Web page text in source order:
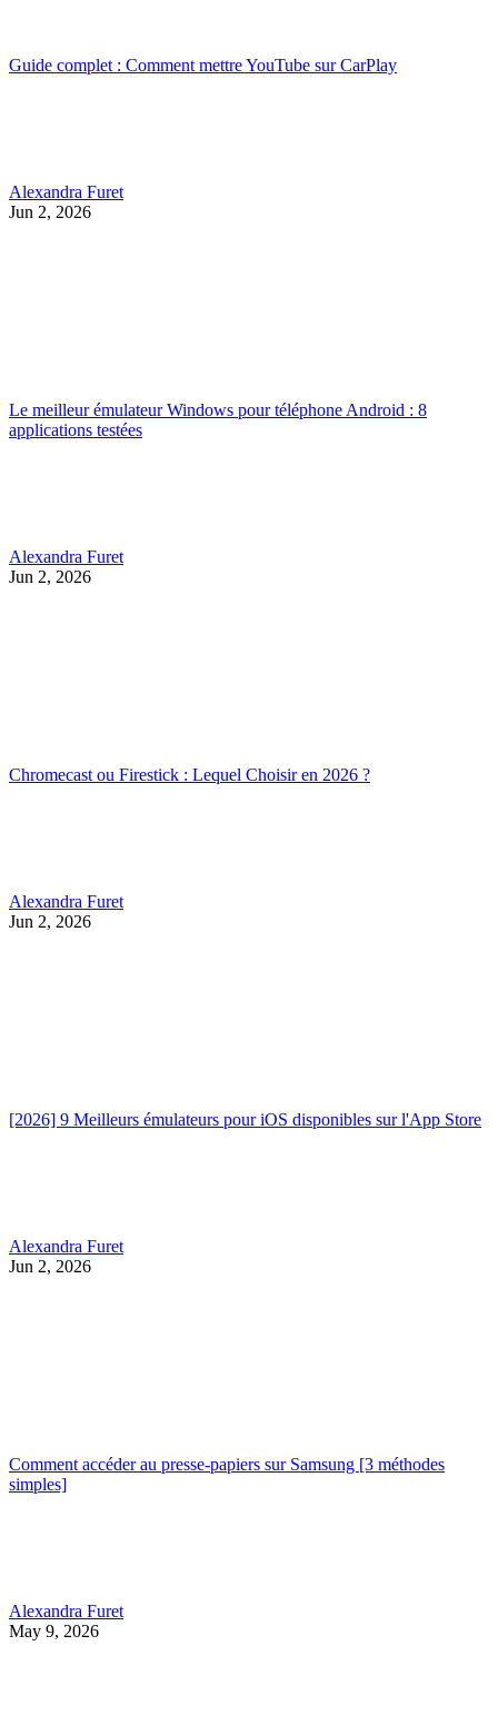
Guide complet : Comment mettre YouTube sur CarPlay
Alexandra Furet
Jun 2, 2026
Le meilleur émulateur Windows pour téléphone Android : 8
applications testées
Alexandra Furet
Jun 2, 2026
Chromecast ou Firestick : Lequel Choisir en 2026 ?
Alexandra Furet
Jun 2, 2026
[2026] 9 Meilleurs émulateurs pour iOS disponibles sur l'App Store
Alexandra Furet
Jun 2, 2026
Comment accéder au presse-papiers sur Samsung [3 méthodes
simples]
Alexandra Furet
May 9, 2026